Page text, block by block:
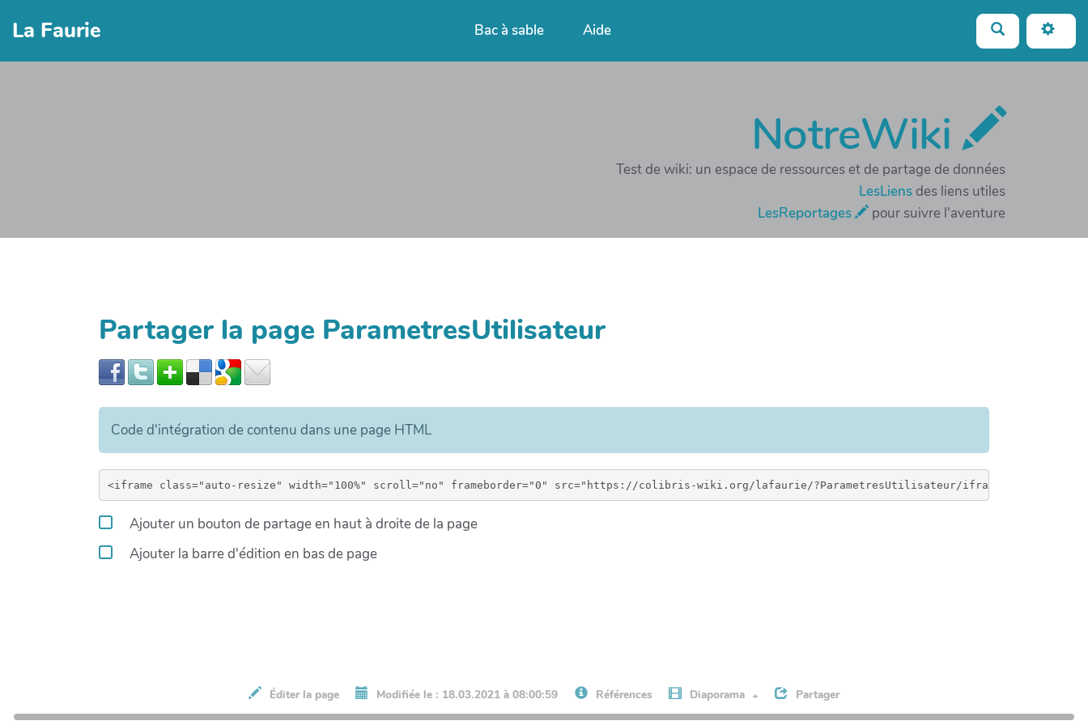
La Faurie Bac à sable Aide Rechercher
NotreWiki
Test de wiki: un espace de ressources et de partage de données
LesLiens des liens utiles
LesReportages
pour suivre l'aventure
Partager la page ParametresUtilisateur
Code d'intégration de contenu dans une page HTML
Ajouter un bouton de partage en haut à droite de la page
Ajouter la barre d'édition en bas de page
Éditer la page Modifiée le : 18.03.2021 à 08:00:59 Références Diaporama Partager